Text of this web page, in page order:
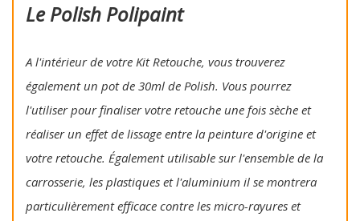
Le Polish Polipaint
A l'intérieur de votre Kit Retouche, vous trouverez
également un pot de 30ml de Polish. Vous pourrez
l'utiliser pour finaliser votre retouche une fois sèche et
réaliser un effet de lissage entre la peinture d'origine et
votre retouche. Également utilisable sur l'ensemble de la
carrosserie, les plastiques et l'aluminium il se montrera
particulièrement efficace contre les micro-rayures et